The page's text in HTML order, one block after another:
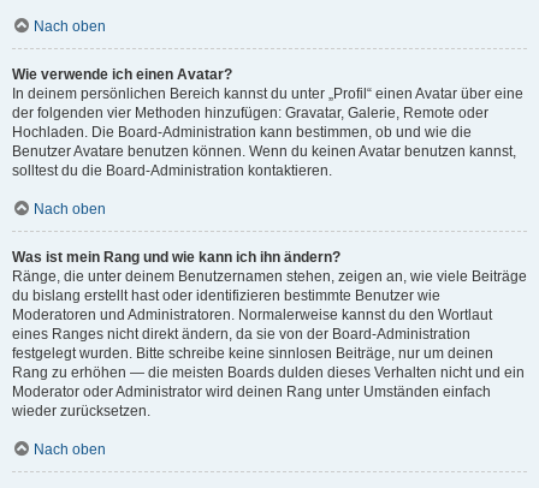
Nach oben
Wie verwende ich einen Avatar?
In deinem persönlichen Bereich kannst du unter „Profil“ einen Avatar über eine
der folgenden vier Methoden hinzufügen: Gravatar, Galerie, Remote oder
Hochladen. Die Board-Administration kann bestimmen, ob und wie die
Benutzer Avatare benutzen können. Wenn du keinen Avatar benutzen kannst,
solltest du die Board-Administration kontaktieren.
Nach oben
Was ist mein Rang und wie kann ich ihn ändern?
Ränge, die unter deinem Benutzernamen stehen, zeigen an, wie viele Beiträge
du bislang erstellt hast oder identifizieren bestimmte Benutzer wie
Moderatoren und Administratoren. Normalerweise kannst du den Wortlaut
eines Ranges nicht direkt ändern, da sie von der Board-Administration
festgelegt wurden. Bitte schreibe keine sinnlosen Beiträge, nur um deinen
Rang zu erhöhen — die meisten Boards dulden dieses Verhalten nicht und ein
Moderator oder Administrator wird deinen Rang unter Umständen einfach
wieder zurücksetzen.
Nach oben